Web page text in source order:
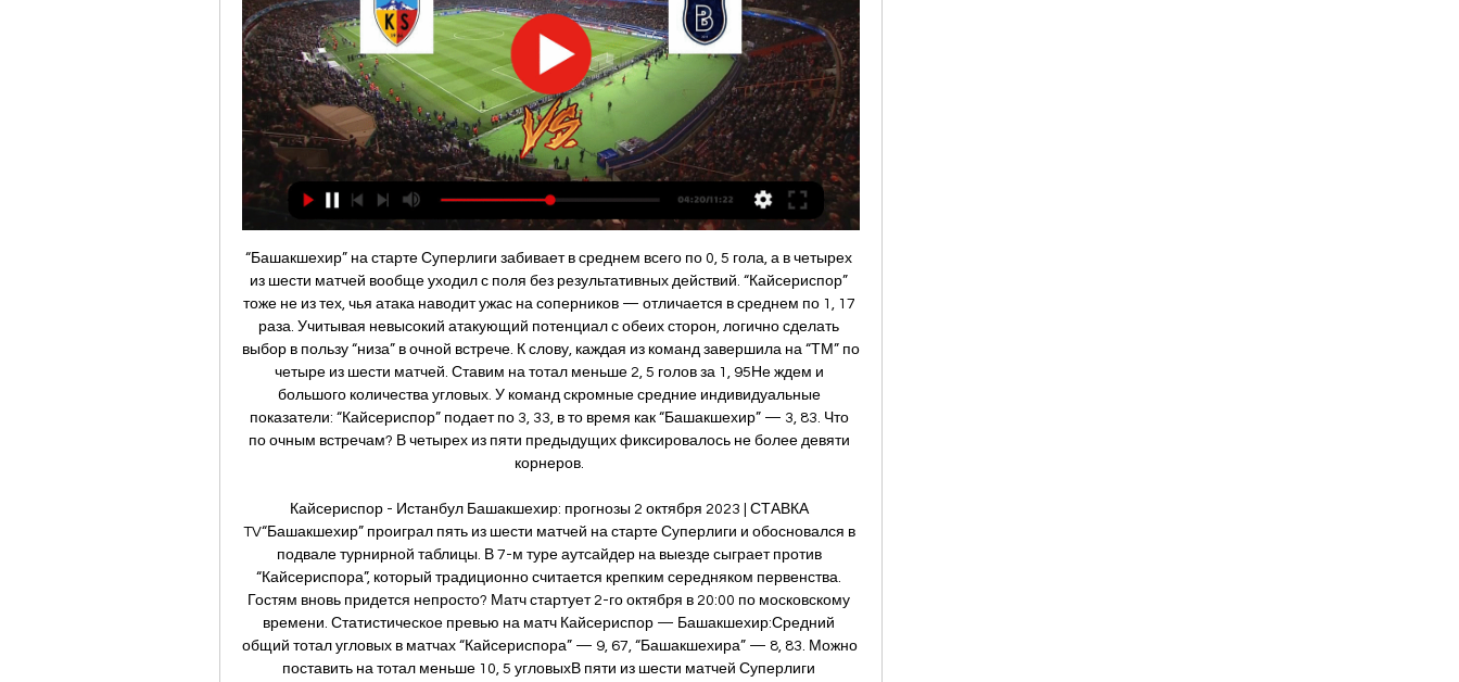
“Башакшехир” на старте Суперлиги забивает в среднем всего по 0, 5 гола, а в четырех
из шести матчей вообще уходил с поля без результативных действий. “Кайсериспор”
тоже не из тех, чья атака наводит ужас на соперников — отличается в среднем по 1, 17
раза. Учитывая невысокий атакующий потенциал с обеих сторон, логично сделать
выбор в пользу “низа” в очной встрече. К слову, каждая из команд завершила на “ТМ” по
четыре из шести матчей. Ставим на тотал меньше 2, 5 голов за 1, 95Не ждем и
большого количества угловых. У команд скромные средние индивидуальные
показатели: “Кайсериспор” подает по 3, 33, в то время как “Башакшехир” — 3, 83. Что
по очным встречам? В четырех из пяти предыдущих фиксировалось не более девяти
корнеров.
Кайсериспор - Истанбул Башакшехир: прогнозы 2 октября 2023 | СТАВКА
TV“Башакшехир” проиграл пять из шести матчей на старте Суперлиги и обосновался в
подвале турнирной таблицы. В 7-м туре аутсайдер на выезде сыграет против
“Кайсериспора”, который традиционно считается крепким середняком первенства.
Гостям вновь придется непросто? Матч стартует 2-го октября в 20:00 по московскому
времени. Статистическое превью на матч Кайсериспор — Башакшехир:Средний
общий тотал угловых в матчах “Кайсериспора” — 9, 67, “Башакшехира” — 8, 83. Можно
поставить на тотал меньше 10, 5 угловыхВ пяти из шести матчей Суперлиги